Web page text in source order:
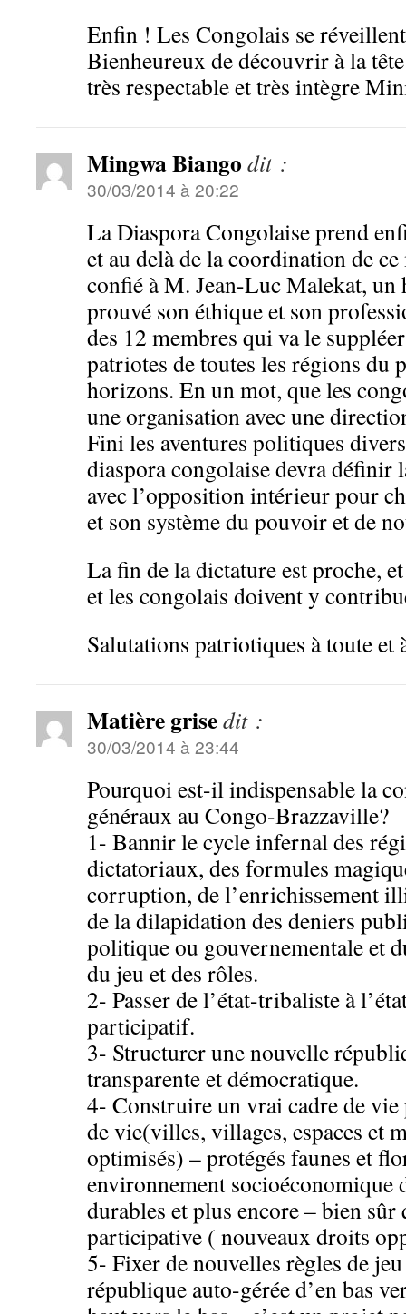
Enfin ! Les Congolais se
Bienheureux de découvrir à la
très respectable et très intègre
Mingwa Biango dit :
30/03/2014 à 20:22
La Diaspora Congolaise prend
et au delà de la coordination de
confié à M. Jean-Luc Malekat, un
prouvé son éthique et son
des 12 membres qui va le
patriotes de toutes les régions du
horizons. En un mot, que les
une organisation avec une
Fini les aventures politiques
diaspora congolaise devra définir
avec l’opposition intérieur pour
et son système du pouvoir et de
La fin de la dictature est proche,
et les congolais doivent y
Salutations patriotiques à toute et
Matière grisedit :
30/03/2014 à 23:44
Pourquoi est-il indispensable la
généraux au Congo-Brazzaville?
1- Bannir le cycle infernal des
dictatoriaux, des formules
corruption, de l’enrichissement
de la dilapidation des deniers
politique ou gouvernementale et
du jeu et des rôles.
2- Passer de l’état-tribaliste à
participatif.
3- Structurer une nouvelle
transparente et démocratique.
4- Construire un vrai cadre de vie
de vie(villes, villages, espaces et
optimisés) – protégés faunes et
environnement socioéconomique
durables et plus encore – bien sûr
participative ( nouveaux droits
5- Fixer de nouvelles règles de
république auto-gérée d’en bas